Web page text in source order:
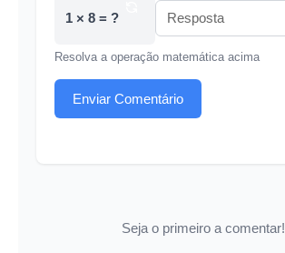
1 × 8 = ?
Resolva a operação matemática acima
Enviar Comentário
Seja o primeiro a comentar!